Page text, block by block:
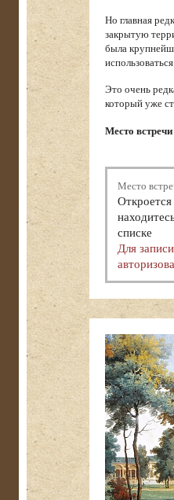
Но главная
закрытую
была
Это очень
который уже
Место
Место
списке
Для